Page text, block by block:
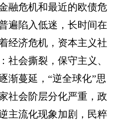
融危机和最近的欧债危
遍陷入低迷，长时间在
经济危机，资本主义社
社会撕裂，保守主义、
渐蔓延，“逆全球化”思
社会阶层分化严重，政
主流化现象加剧，民粹